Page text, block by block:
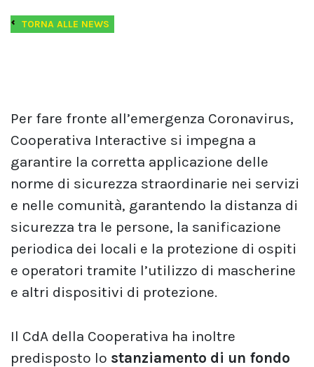
TORNA ALLE NEWS
Per fare fronte all’emergenza Coronavirus,
Cooperativa Interactive si impegna a
garantire la corretta applicazione delle
norme di sicurezza straordinarie nei servizi
e nelle comunità, garantendo la distanza di
sicurezza tra le persone, la sanificazione
periodica dei locali e la protezione di ospiti
e operatori tramite l’utilizzo di mascherine
e altri dispositivi di protezione.
Il CdA della Cooperativa ha inoltre
predisposto lo stanziamento di un fondo